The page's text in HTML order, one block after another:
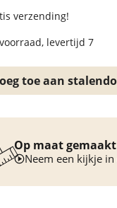
verzending!
levertijd 7
toe aan
Op maat
Neem een kijkje